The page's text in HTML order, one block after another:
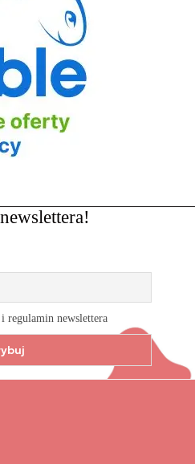
regulamin newslettera